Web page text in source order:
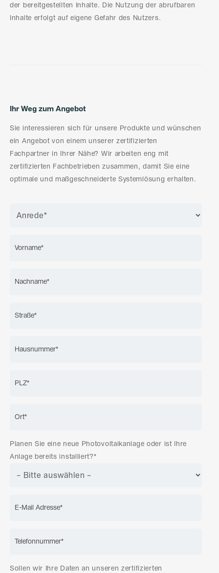
der bereitgestellten Inhalte. Die Nutzung der abrufbaren
Inhalte erfolgt auf eigene Gefahr des Nutzers.
Ihr Weg zum Angebot
Sie interessieren sich für unsere Produkte und wünschen
ein Angebot von einem unserer zertifizierten
Fachpartner in Ihrer Nähe? Wir arbeiten eng mit
zertifizierten Fachbetrieben zusammen, damit Sie eine
optimale und maßgeschneiderte Systemlösung erhalten.
Planen Sie eine neue Photovoltaikanlage oder ist Ihre
Anlage bereits installiert?*
Sollen wir Ihre Daten an unseren zertifizierten